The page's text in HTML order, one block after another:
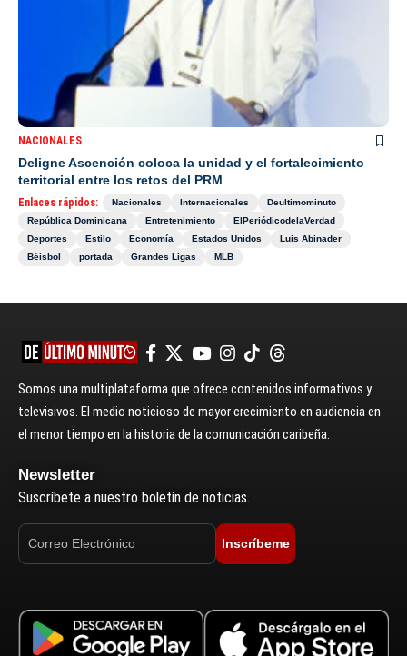
NACIONALES
Deligne Ascención coloca la unidad y el fortalecimiento
territorial entre los retos del PRM
Enlaces rápidos: Nacionales Internacionales
Deultimominuto
República Dominicana
Entretenimiento
ElPeriódicodelaVerdad
Deportes
Estilo Economía Estados Unidos
Luis Abinader
Béisbol
portada Grandes Ligas MLB
Somos una multiplataforma que ofrece contenidos informativos y
televisivos. El medio noticioso de mayor crecimiento en audiencia en
el menor tiempo en la historia de la comunicación caribeña.
Newsletter
Suscríbete a nuestro boletín de noticias.
Inscríbeme